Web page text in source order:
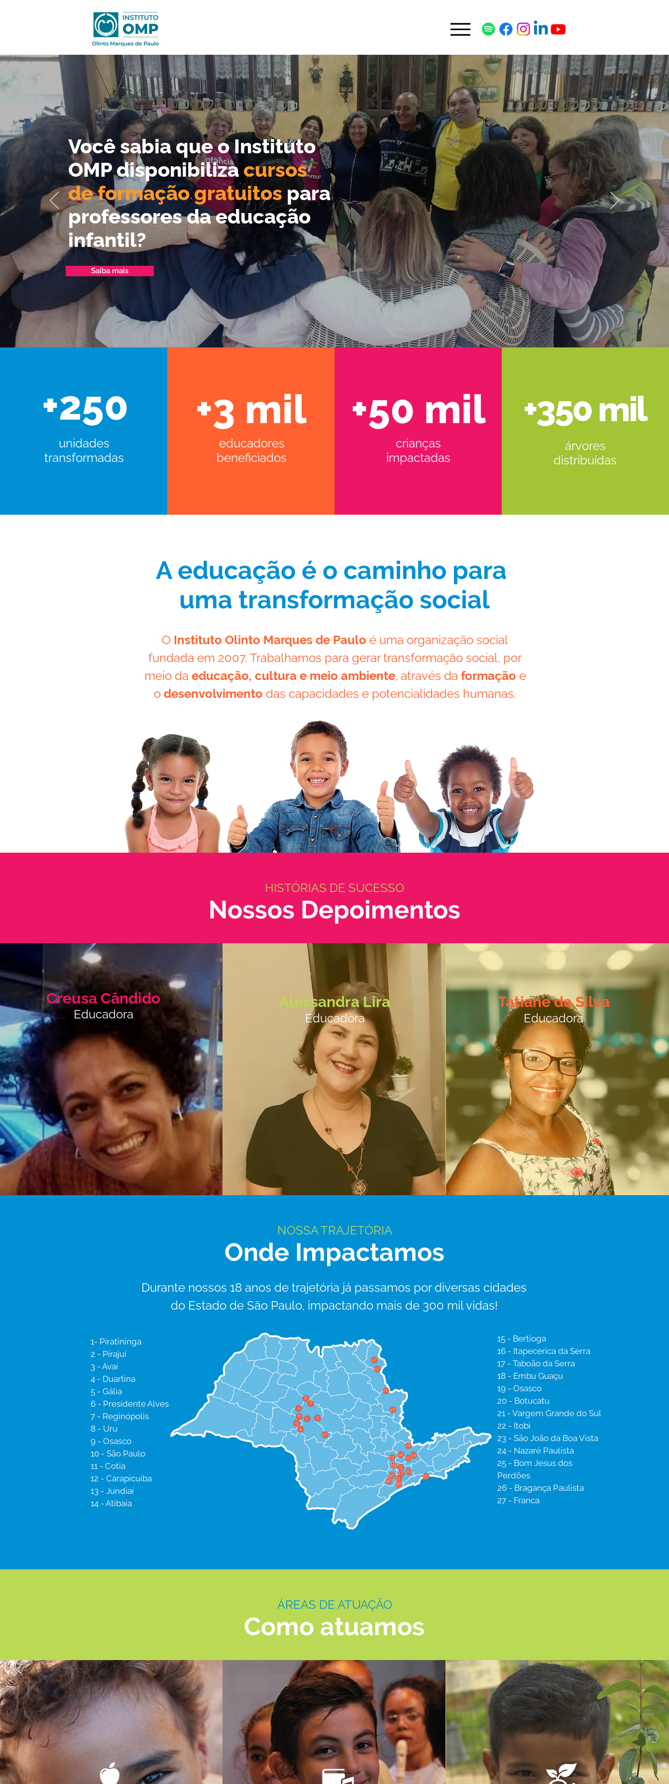
Você sabia que o Instituto
OMP disponibiliza cursos
de formação gratuitos para
professores da educação
infantil?
Saiba mais
+250
unidades
transformadas
educadores
beneficiados
+3 mil
crianças
impactadas
+50 mil
árvores
distribuídas
+350 mil
A educação é o caminho para
uma transformação social
O Instituto Olinto Marques de Paulo é uma organização social
fundada em 2007. Trabalhamos para gerar transformação social, por
meio da educação, cultura e meio ambiente, através da formação e
o desenvolvimento das capacidades e potencialidades humanas.
HISTÓRIAS DE SUCESSO
Nossos Depoimentos
Creusa Cândido
Educadora
Alessandra Lira
Educadora
Tatiane da Silva
Educadora
NOSSA TRAJETÓRIA
Onde Impactamos
Durante nossos 18 anos de trajetória já passamos por diversas cidades
do Estado de São Paulo, impactando mais de 300 mil vidas!
1- Piratininga
2 - Pirajuí
3 - Avaí
4 - Duartina
5 - Gália
6 - Presidente Alves
7 - Reginópolis
8 - Uru
9 - Osasco
10 - São Paulo
11 - Cotia
12 - Carapicuíba
13 - Jundiaí
14 - Atibaia
15 - Bertioga
16 - Itapecerica da Serra
17 - Taboão da Serra
18 - Embu Guaçu
19 - Osasco
20 - Botucatu
21 - Vargem Grande do Sul
22 - Itobi
23 - São João da Boa Vista
24 - Nazaré Paulista
25 - Bom Jesus dos
Perdões
26 - Bragança Paulista
27 - Franca
ÁREAS DE ATUAÇÃO
Como atuamos